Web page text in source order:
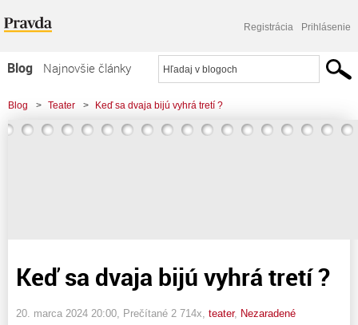
Registrácia Prihlásenie
Blog
Najnovšie články
Najčítanejšie články
Najkomentovanejšie články
Blog > Teater > Keď sa dvaja bijú vyhrá tretí ?
Keď sa dvaja bijú vyhrá tretí ?
20. marca 2024 20:00 , Prečítané 2 714x, teater, Nezaradené